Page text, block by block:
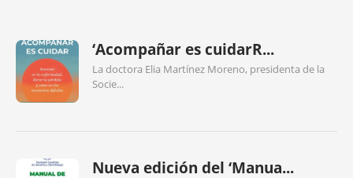
‘Acompañar es cuidarR...
La doctora Elia Martínez Moreno, presidenta de la
Socie...
Nueva edición del ‘Manua...